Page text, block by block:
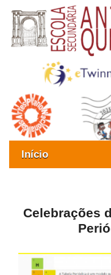
Início
Oferta formativa
ESAQ sem Bullying
Celebrações